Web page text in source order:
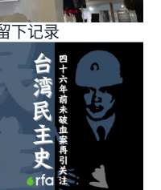
为历史留下记录